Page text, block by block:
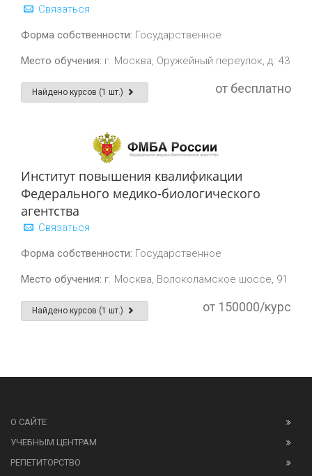
Связаться
Форма собственности: Государственное
Место обучения: г. Москва, Оружейный переулок, д. 43
Найдено курсов (1 шт.) от бесплатно
Институт повышения квалификации
Федерального медико-биологического
агентства
Связаться
Форма собственности: Государственное
Место обучения: г. Москва, Волоколамское шоссе, 91
Найдено курсов (1 шт.) от 150000/курс
О САЙТЕ
УЧЕБНЫМ ЦЕНТРАМ
РЕПЕТИТОРСТВО